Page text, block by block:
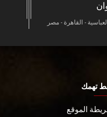
- القاهرة - مصر
تهمك
الموقع